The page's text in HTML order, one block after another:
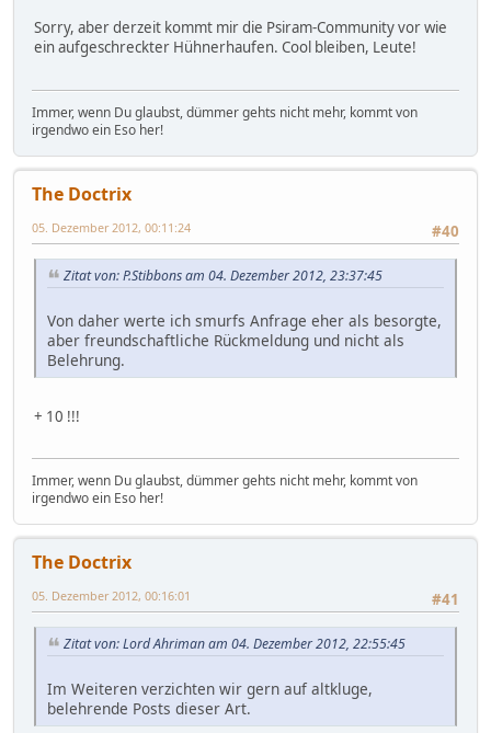
Sorry, aber derzeit kommt mir die Psiram-Community vor wie
ein aufgeschreckter Hühnerhaufen. Cool bleiben, Leute!
Immer, wenn Du glaubst, dümmer gehts nicht mehr, kommt von
irgendwo ein Eso her!
The Doctrix
#40
05. Dezember 2012, 00:11:24
Zitat von: P.Stibbons am 04. Dezember 2012, 23:37:45
Von daher werte ich smurfs Anfrage eher als besorgte,
aber freundschaftliche Rückmeldung und nicht als
Belehrung.
+ 10 !!!
Immer, wenn Du glaubst, dümmer gehts nicht mehr, kommt von
irgendwo ein Eso her!
The Doctrix
#41
05. Dezember 2012, 00:16:01
Zitat von: Lord Ahriman am 04. Dezember 2012, 22:55:45
Im Weiteren verzichten wir gern auf altkluge,
belehrende Posts dieser Art.